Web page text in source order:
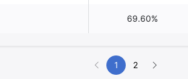
69.60%
1 2